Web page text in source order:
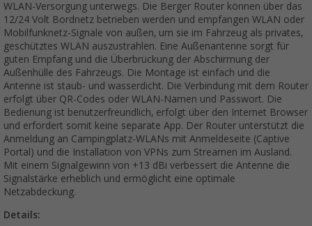
WLAN-Versorgung unterwegs. Die Berger Router können über das
12/24 Volt Bordnetz betrieben werden und empfangen WLAN oder
Mobilfunknetz-Signale von außen, um sie im Fahrzeug als privates,
geschütztes WLAN auszustrahlen. Eine Außenantenne sorgt für
guten Empfang und die Überbrückung der Abschirmung der
Außenhülle des Fahrzeugs. Die Montage ist einfach und die
Antenne ist staub- und wasserdicht. Die Verbindung mit dem Router
erfolgt über QR-Codes oder WLAN-Namen und Passwort. Die
Bedienung ist benutzerfreundlich, erfolgt über den Internet Browser
und erfordert somit keine separate App. Der Router unterstützt die
Anmeldung an Campingplatz-WLANs mit Anmeldeseite (Captive
Portal) und die Installation von VPNs zum Streamen im Ausland.
Mit einem Signalgewinn von +13 dBi verbessert die Antenne die
Signalstärke erheblich und ermöglicht eine optimale
Netzabdeckung.
Details: